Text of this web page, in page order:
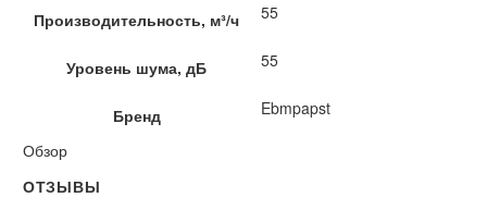
Производительность, м³/ч 55
Уровень шума, дБ 55
Бренд
Ebmpapst
Обзор
ОТЗЫВЫ